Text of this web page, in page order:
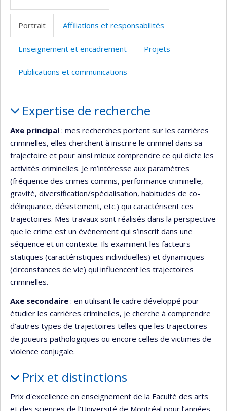
Portrait Affiliations et responsabilités
Enseignement et encadrement Projets
Publications et communications
Expertise de recherche
Axe principal : mes recherches portent sur les carrières
criminelles, elles cherchent à inscrire le criminel dans sa
trajectoire et pour ainsi mieux comprendre ce qui dicte les
activités criminelles. Je m’intéresse aux paramètres
(fréquence des crimes commis, performance criminelle,
gravité, diversification/spécialisation, habitudes de co-
délinquance, désistement, etc.) qui caractérisent ces
trajectoires. Mes travaux sont réalisés dans la perspective
que le crime est un événement qui s’inscrit dans une
séquence et un contexte. Ils examinent les facteurs
statiques (caractéristiques individuelles) et dynamiques
(circonstances de vie) qui influencent les trajectoires
criminelles.
Axe secondaire : en utilisant le cadre développé pour
étudier les carrières criminelles, je cherche à comprendre
d’autres types de trajectoires telles que les trajectoires
de joueurs pathologiques ou encore celles de victimes de
violence conjugale.
Prix et distinctions
Prix d'excellence en enseignement de la Faculté des arts
et des sciences de l’Université de Montréal pour l’années